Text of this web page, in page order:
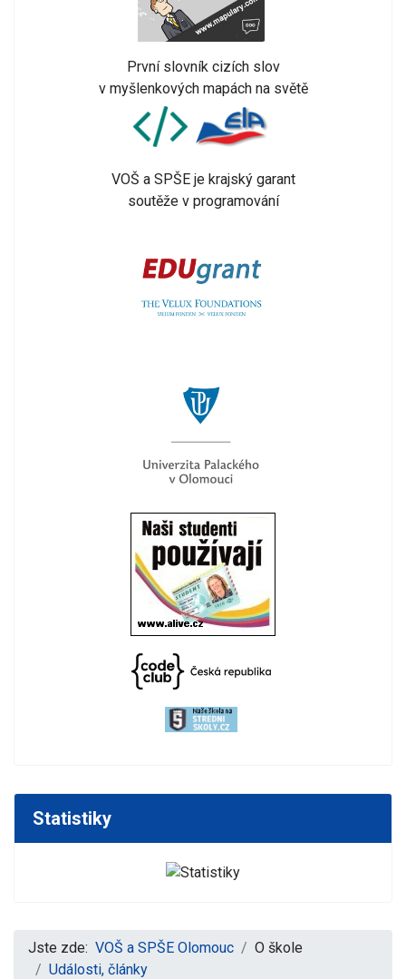
První slovník cizích slov
v myšlenkových mapách na světě
VOŠ a SPŠE je krajský garant
soutěže v programování
Statistiky
Jste zde: VOŠ a SPŠE Olomouc
O škole
Události, články